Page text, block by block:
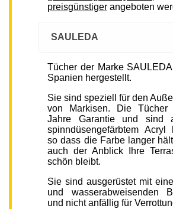
preisgünstiger angeboten
SAULEDA
Tücher der Marke
Spanien hergestellt.
Sie sind speziell für den
von Markisen. Die Tücher
Jahre Garantie und sind
spinndüsengefärbtem Acryl
so dass die Farbe langer
auch der Anblick Ihre
schön bleibt.
Sie sind ausgerüstet mit
und wasserabweisenden
und nicht anfällig für